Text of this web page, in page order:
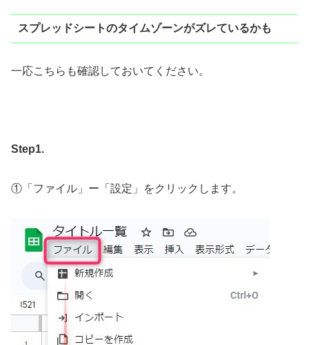
スプレッドシートのタイムゾーンがズレているかも
一応こちらも確認しておいてください。
Step1.
①「ファイル」ー「設定」をクリックします。